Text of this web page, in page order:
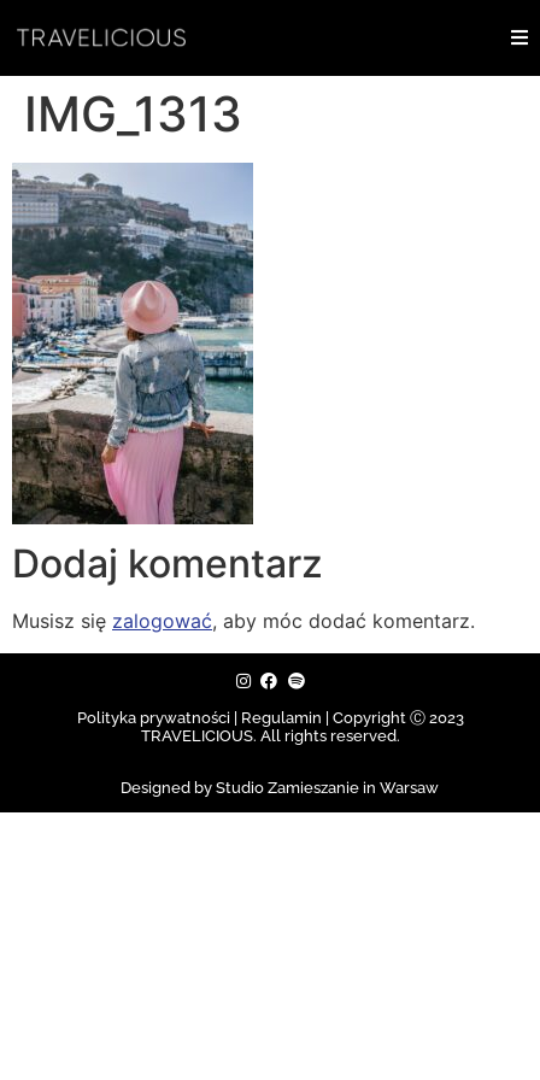
IMG_1313
Dodaj komentarz
Musisz się zalogować, aby móc dodać komentarz.
Polityka prywatności | Regulamin | Copyright Ⓒ 2023
TRAVELICIOUS. All rights reserved.
Designed by Studio Zamieszanie in Warsaw